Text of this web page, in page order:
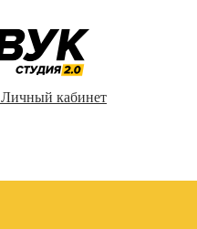
Личный кабинет